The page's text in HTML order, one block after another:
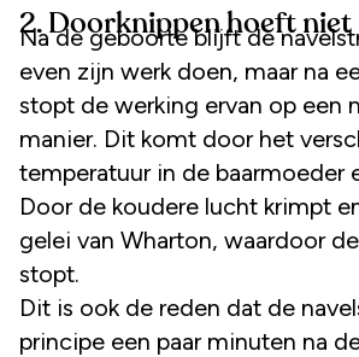
2. Doorknippen hoeft niet
Na de geboorte blijft de
even zijn werk doen, maar na
stopt de werking ervan op een
manier. Dit komt door het
temperatuur in de baarmoeder
Door de koudere lucht krimpt
gelei van Wharton, waardoor
stopt.
Dit is ook de reden dat de
principe een paar minuten na